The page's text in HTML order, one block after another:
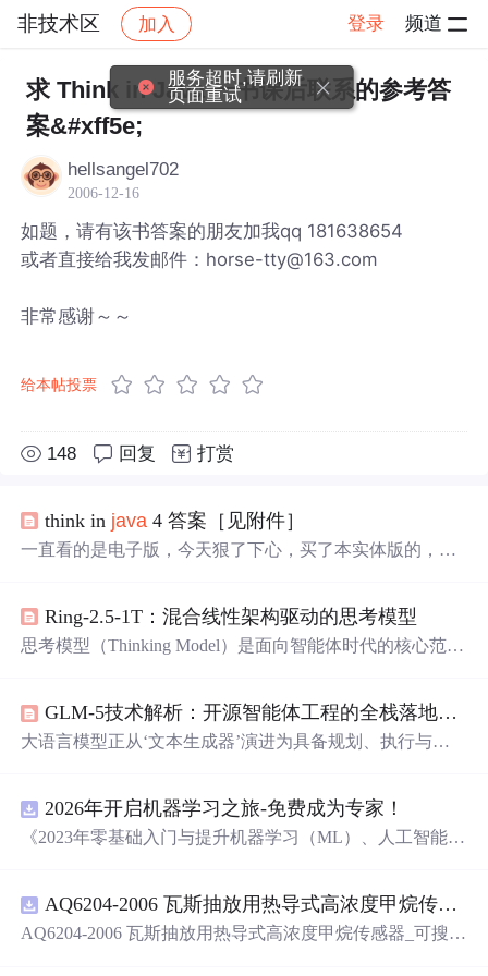
非技术区 加入 登录 频道
社区 非技术区 帖子详情
求 Think in Java 一书课后联系的参考答
案&#xff5e;
hellsangel702
2006-12-16
如题，请有该书答案的朋友加我qq 181638654
或者直接给我发邮件：horse-tty@163.com
非常感谢～～
给本帖投票
148 回复 打赏
think in java 4 答案［见附件］
一直看的是电子版，今天狠了下心，买了本实体版的，当
Ring-2.5-1T：混合线性架构驱动的思考模型
思考模型（Thinking Model）是面向智能体时代的核心范
化。其技术根基在于混合线性架构——通过稀疏局部感知
与线性全局摘要协同，突破Transformer的O(n²)计算瓶颈，
w等智能体框架所需的原生思维协议（Thought Schema）。
当前，思考模型正从学术概念走向金融合规
GLM-5技术解析：开源智能体工程的全栈落地实践
大语言模型正从‘文本生成器’演进为具备规划、执行与反
能否真正参与软件工程闭环。GLM-5作为首个将稀疏注意
力（DSA）、多潜变量注意力（MLA）与异步Agentic RL
不是‘能不能答’，而是‘能不能在真实产线中稳稳地干’：从
需求理解、代码生成、沙盒验证到缺陷修复，全程无需人
工干预。本文聚焦其可复现、
2026年开启机器学习之旅-免费成为专家！
《2023年零基础入门与提升机器学习（ML）、人工智能
AQ6204-2006 瓦斯抽放用热导式高浓度甲烷传感器-可搜索.pdf
AQ6204-2006 瓦斯抽放用热导式高浓度甲烷传感器_可搜
服务超时,请刷新
页面重试